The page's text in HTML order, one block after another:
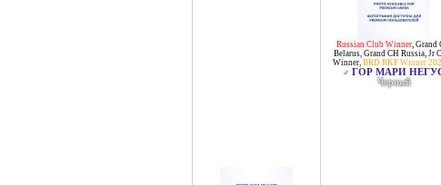
Russian Club Winner, Grand
Belarus, Grand CH Russia, Jr
Winner, BRD RKF Winner
♂ ГОР МАРИ
Черный